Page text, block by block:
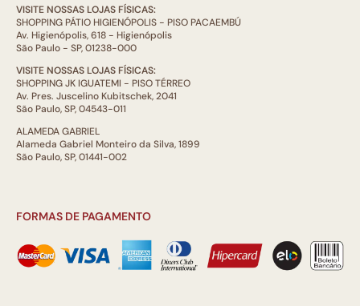
VISITE NOSSAS LOJAS FÍSICAS:
SHOPPING PÁTIO HIGIENÓPOLIS - PISO PACAEMBÚ
Av. Higienópolis, 618 - Higienópolis
São Paulo - SP, 01238-000
VISITE NOSSAS LOJAS FÍSICAS:
SHOPPING JK IGUATEMI - PISO TÉRREO
Av. Pres. Juscelino Kubitschek, 2041
São Paulo, SP, 04543-011
ALAMEDA GABRIEL
Alameda Gabriel Monteiro da Silva, 1899
São Paulo, SP, 01441-002
FORMAS DE PAGAMENTO